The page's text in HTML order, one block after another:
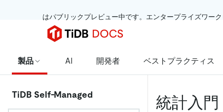
はパブリックプレビュー中です。エンタープライズワー
製品 AI 開発者 ベストプラクティス
TiDB Self-Managed 統計入門